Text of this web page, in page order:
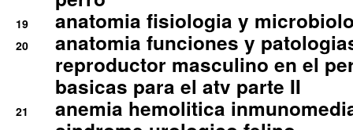
19 anatomia fisiologia y
20
anatomia funciones y
reproductor masculino en el
basicas para el atv parte II
21
anemia hemolitica